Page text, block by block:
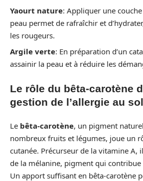
Yaourt nature: Appliquer une
peau permet de rafraîchir et
les rougeurs.
Argile verte: En préparation d’un
assainir la peau et à réduire les
Le rôle du bêta-carotène
gestion de l’allergie au
Le bêta-carotène, un pigment
nombreux fruits et légumes, joue un
cutanée. Précurseur de la vitamine A,
de la mélanine, pigment qui contribue
Un apport suffisant en bêta-carotène